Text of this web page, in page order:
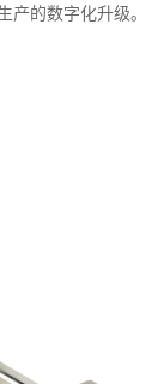
产的数字化升级。